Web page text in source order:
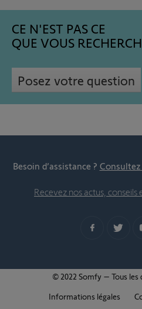
CE N'EST PAS CE
QUE VOUS
Posez votre question
Besoin d’assistance ?
Recevez nos actus, conseils
© 2022 Somfy – Tous les
Informations légales